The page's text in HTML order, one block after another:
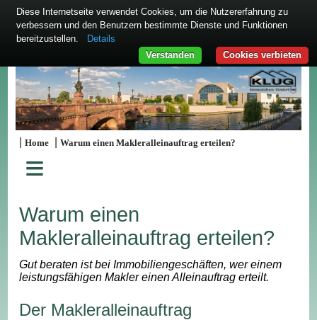
|Home |Warum einen Makleralleinauftrag erteilen?
≡
Warum einen
Makleralleinauftrag erteilen?
Gut beraten ist bei Immobiliengeschäften, wer einem
leistungsfähigen Makler einen Alleinauftrag erteilt.
Der Makleralleinauftrag
Diese Internetseite verwendet Cookies, um die Nutzererfahrung zu
verbessern und den Benutzern bestimmte Dienste und Funktionen
bereitzustellen.
Details
Cookies verbieten
Verstanden